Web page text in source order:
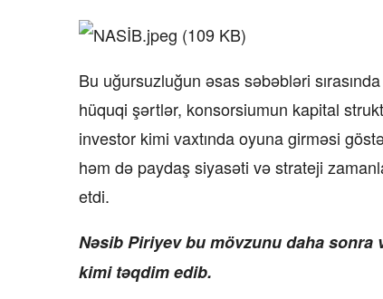
Bu uğursuzluğun əsas səbəbləri
hüquqi şərtlər, konsorsiumun kapital
investor kimi vaxtında oyuna girməsi
həm də paydaş siyasəti və strateji
etdi.
Nəsib Piriyev bu mövzunu daha
kimi təqdim edib.